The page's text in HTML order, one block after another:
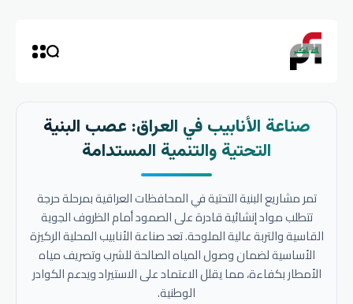
صناعة الأنابيب في العراق: عصب البنية
التحتية والتنمية المستدامة
تمر مشاريع البنية التحتية في المحافظات العراقية بمرحلة حرجة
تتطلب مواد إنشائية قادرة على الصمود أمام الظروف الجوية
القاسية والتربة عالية الملوحة. تعد صناعة الأنابيب المحلية الركيزة
الأساسية لضمان وصول المياه الصالحة للشرب وتصريف مياه
الأمطار بكفاءة، مما يقلل الاعتماد على الاستيراد ويدعم الكوادر
الوطنية.